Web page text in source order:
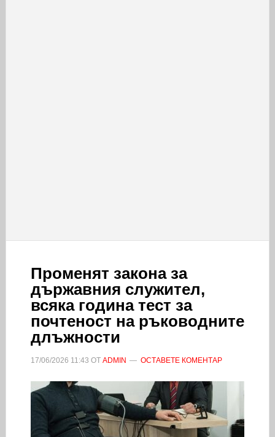
Променят закона за
държавния служител,
всяка година тест за
почтеност на ръководните
длъжности
17/06/2026 11:43 ОТ ADMIN ОСТАВЕТЕ КОМЕНТАР